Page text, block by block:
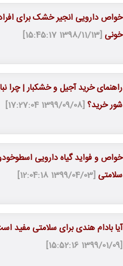
خواص دارویی انجیر خشک برای افراد
خونی [1398/11/13 15:45:17]
راهنمای خرید آجیل و خشکبار | چرا
شور خرید؟[1399/09/08 17:27:04]
خواص و فواید گیاه دارویی
سلامتی [1399/04/03 12:04:18]
آیا بادام هندی برای سلامتی مفید
[1399/01/09 15:52:16]